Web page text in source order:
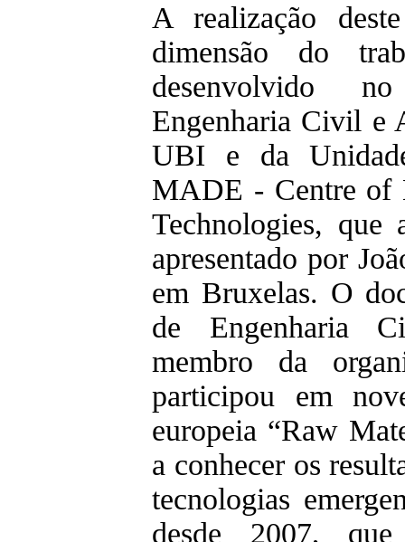
A realização
dimensão do
desenvolvido
Engenharia Civil e
UBI e da
MADE - Centre of
Technologies, que
apresentado por
em Bruxelas. O
de Engenharia
membro da
participou em
europeia “Raw
a conhecer os
tecnologias
desde 2007, que